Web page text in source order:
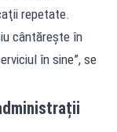
repetate.
cântăreşte în
în sine”, se